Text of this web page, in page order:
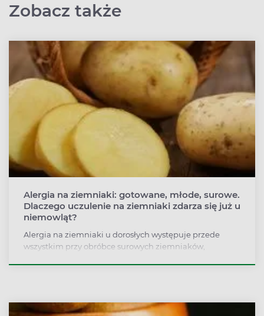
Zobacz także
Alergia na ziemniaki: gotowane, młode, surowe.
Dlaczego uczulenie na ziemniaki zdarza się już u
niemowląt?
Alergia na ziemniaki u dorosłych występuje przede
wszystkim przy obróbce surowych ziemniaków,
podgrzewania i trawienia.